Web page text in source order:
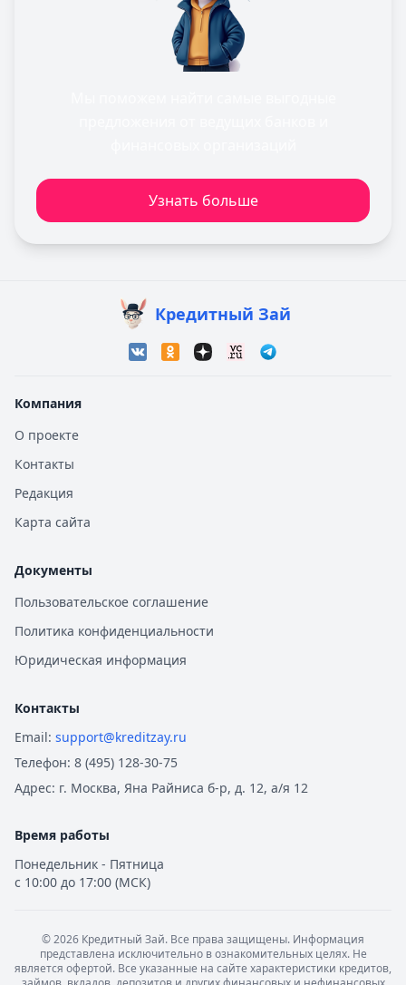
Узнать больше
Кредитный Зай
Компания
О проекте
Контакты
Редакция
Карта сайта
Документы
Пользовательское соглашение
Политика конфиденциальности
Юридическая информация
Контакты
Email: support@kreditzay.ru
Телефон: 8 (495) 128-30-75
Адрес: г. Москва, Яна Райниса б-р, д. 12, а/я 12
Время работы
Понедельник - Пятница
с 10:00 до 17:00 (МСК)
©2026 Кредитный Зай. Все права защищены. Информация
представлена исключительно в ознакомительных целях. Не
является офертой. Все указанные на сайте характеристики кредитов,